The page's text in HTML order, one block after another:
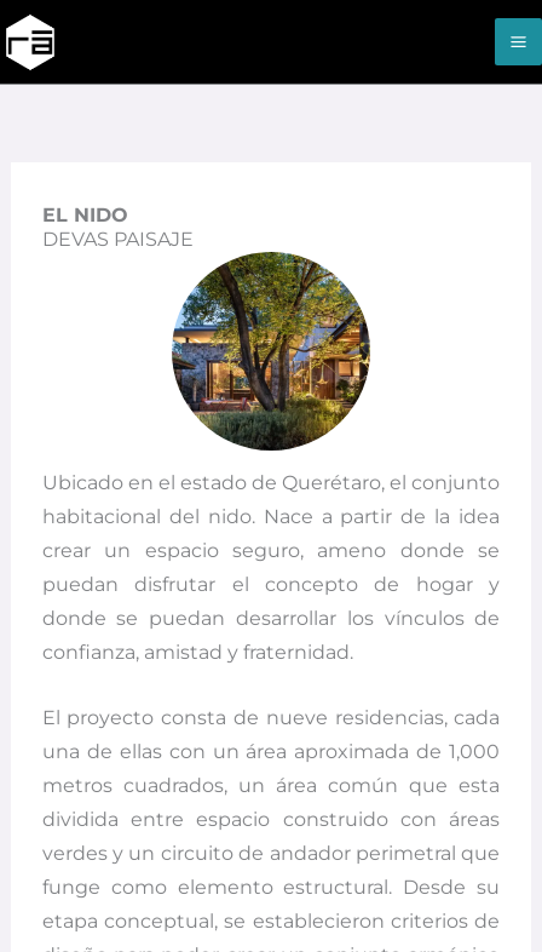
al
contenido
EL NIDO
DEVAS PAISAJE
Ubicado en el estado de Querétaro, el conjunto
habitacional del nido. Nace a partir de la idea
crear un espacio seguro, ameno donde se
puedan disfrutar el concepto de hogar y
donde se puedan desarrollar los vínculos de
confianza, amistad y fraternidad.
El proyecto consta de nueve residencias, cada
una de ellas con un área aproximada de 1,000
metros cuadrados, un área común que esta
dividida entre espacio construido con áreas
verdes y un circuito de andador perimetral que
funge como elemento estructural. Desde su
etapa conceptual, se establecieron criterios de